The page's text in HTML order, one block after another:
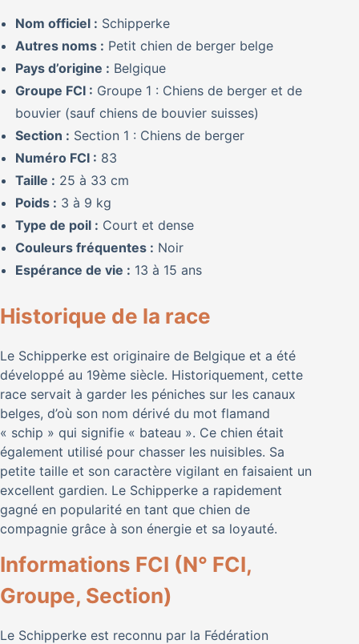
Nom officiel : Schipperke
Autres noms : Petit chien de berger belge
Pays d’origine : Belgique
Groupe FCI : Groupe 1 : Chiens de berger et de
bouvier (sauf chiens de bouvier suisses)
Section : Section 1 : Chiens de berger
Numéro FCI : 83
Taille : 25 à 33 cm
Poids : 3 à 9 kg
Type de poil : Court et dense
Couleurs fréquentes : Noir
Espérance de vie : 13 à 15 ans
Historique de la race
Le Schipperke est originaire de Belgique et a été
développé au 19ème siècle. Historiquement, cette
race servait à garder les péniches sur les canaux
belges, d’où son nom dérivé du mot flamand
« schip » qui signifie « bateau ». Ce chien était
également utilisé pour chasser les nuisibles. Sa
petite taille et son caractère vigilant en faisaient un
excellent gardien. Le Schipperke a rapidement
gagné en popularité en tant que chien de
compagnie grâce à son énergie et sa loyauté.
Informations FCI (N° FCI,
Groupe, Section)
Le Schipperke est reconnu par la Fédération